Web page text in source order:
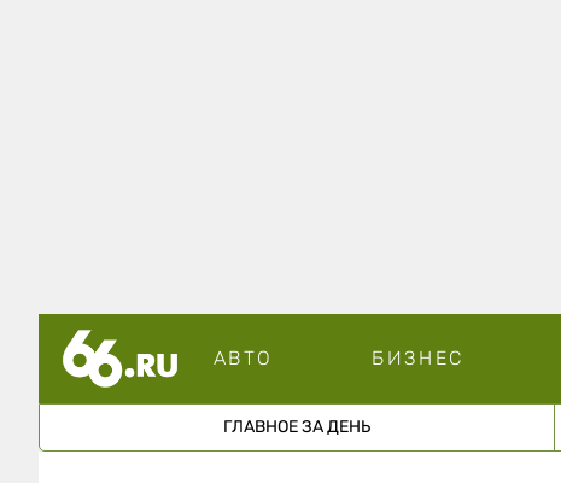
АВТО БИЗНЕС
ГЛАВНОЕ ЗА ДЕНЬ